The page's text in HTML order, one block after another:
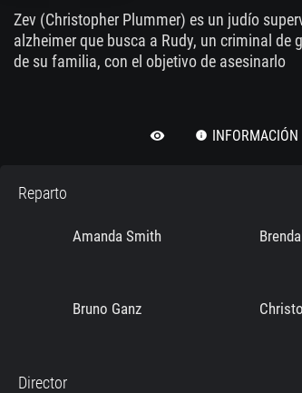
Zev (Christopher Plummer) es un judío
alzheimer que busca a Rudy, un criminal de
de su familia, con el objetivo de asesinarlo
remove_red_eye info INFORMACIÓN
Reparto
Amanda Smith
Bruno Ganz
Director